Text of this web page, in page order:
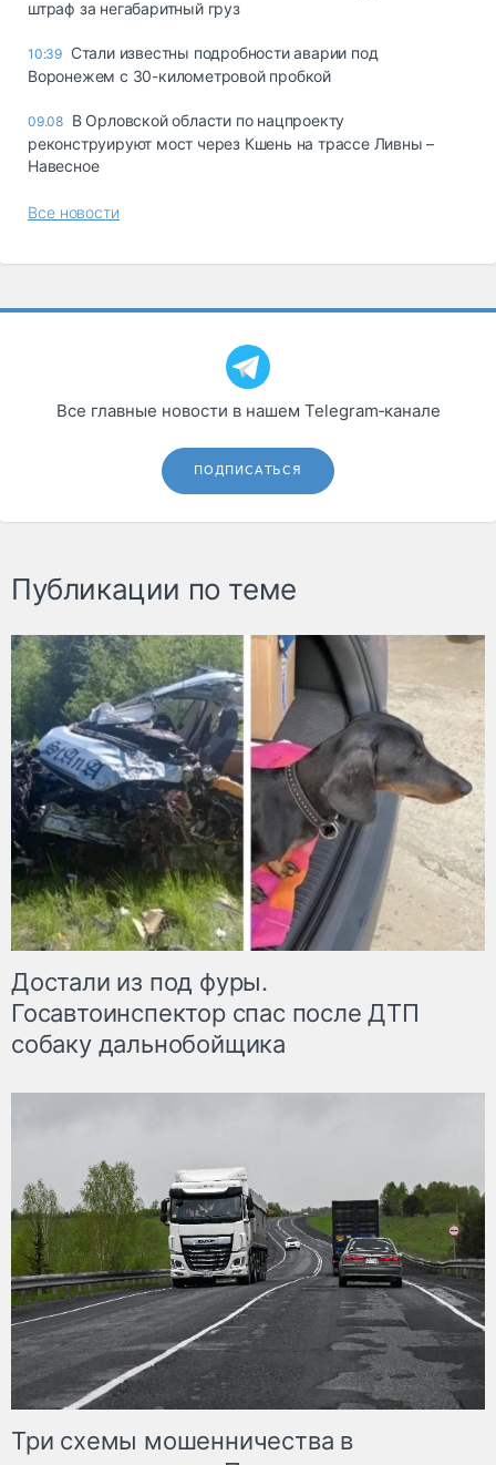
штраф за негабаритный груз
10:39 Стали известны подробности аварии под
Воронежем с 30-километровой пробкой
09.08 В Орловской области по нацпроекту
реконструируют мост через Кшень на трассе Ливны –
Навесное
Все новости
Все главные новости в нашем Telegram‑канале
ПОДПИСАТЬСЯ
Публикации по теме
Достали из под фуры.
Госавтоинспектор спас после ДТП
собаку дальнобойщика
Три схемы мошенничества в